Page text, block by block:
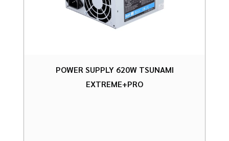
POWER SUPPLY 620W TSUNAMI
EXTREME+PRO